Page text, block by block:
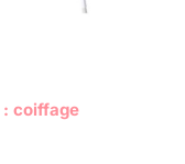
coiffage